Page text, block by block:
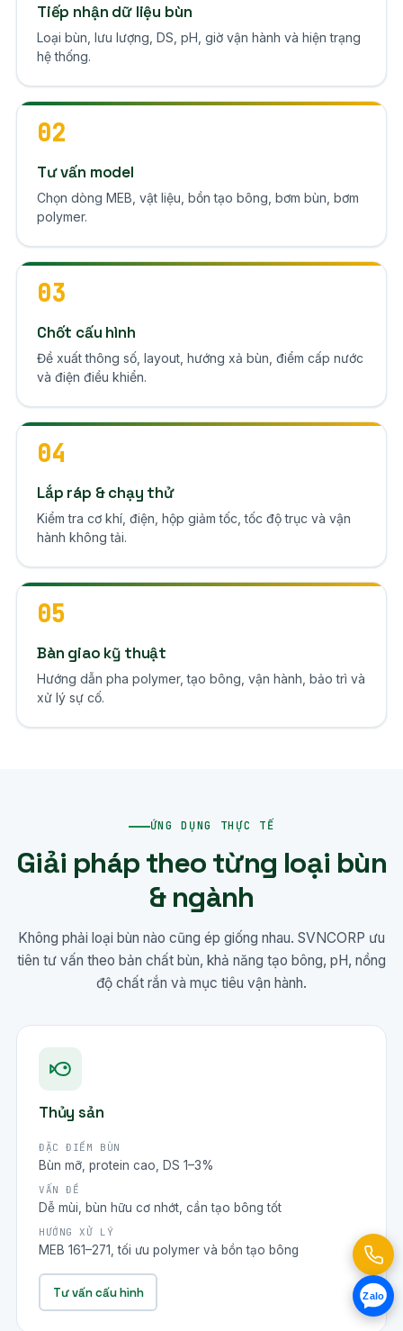
Tiếp nhận dữ liệu bùn
Loại bùn, lưu lượng, DS, pH, giờ vận hành và hiện trạng
hệ thống.
02
Tư vấn model
Chọn dòng MEB, vật liệu, bồn tạo bông, bơm bùn, bơm
polymer.
03
Chốt cấu hình
Đề xuất thông số, layout, hướng xả bùn, điểm cấp nước
và điện điều khiển.
04
Lắp ráp & chạy thử
Kiểm tra cơ khí, điện, hộp giảm tốc, tốc độ trục và vận
hành không tải.
05
Bàn giao kỹ thuật
Hướng dẫn pha polymer, tạo bông, vận hành, bảo trì và
xử lý sự cố.
ỨNG DỤNG THỰC TẾ
Giải pháp theo từng loại bùn
& ngành
Không phải loại bùn nào cũng ép giống nhau. SVNCORP ưu
tiên tư vấn theo bản chất bùn, khả năng tạo bông, pH, nồng
độ chất rắn và mục tiêu vận hành.
Thủy sản
ĐẶC ĐIỂM BÙN
Bùn mỡ, protein cao, DS 1–3%
VẤN ĐỀ
Dễ mùi, bùn hữu cơ nhớt, cần tạo bông tốt
HƯỚNG XỬ LÝ
MEB 161–271, tối ưu polymer và bồn tạo bông
Tư vấn cấu hình Zalo